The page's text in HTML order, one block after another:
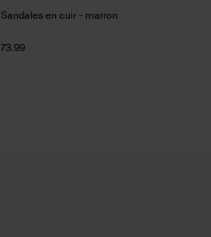
Sandales en cuir - marron
73.99